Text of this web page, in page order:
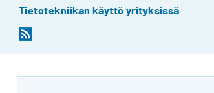
Tietotekniikan käyttö yrityksissä